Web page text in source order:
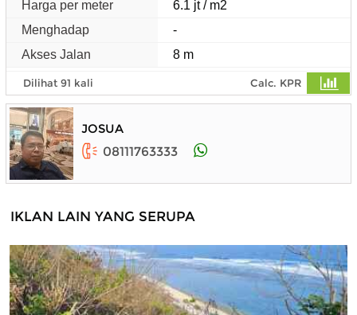
Harga per meter
6.1 jt / m2
Menghadap
-
Akses Jalan
8 m
Dilihat 91 kali Calc. KPR
JOSUA
08111763333
IKLAN LAIN YANG SERUPA